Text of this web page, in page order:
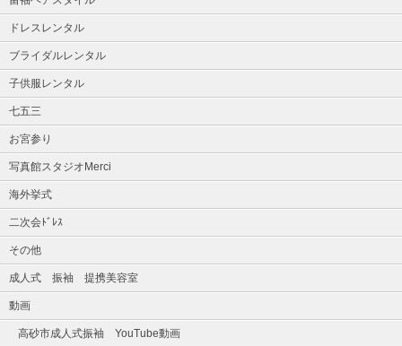
ドレスレンタル
ブライダルレンタル
子供服レンタル
七五三
お宮参り
写真館スタジオMerci
海外挙式
二次会ﾄﾞﾚｽ
その他
成人式 振袖 提携美容室
動画
高砂市成人式振袖 YouTube動画